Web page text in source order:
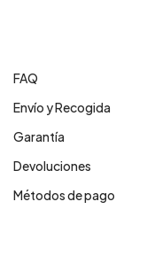
FAQ
Envío y Recogida
Garantía
Devoluciones
Métodos de pago